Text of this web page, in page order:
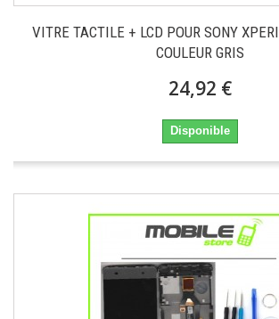
VITRE TACTILE + LCD POUR SONY
COULEUR GRIS
24,92 €
Disponible